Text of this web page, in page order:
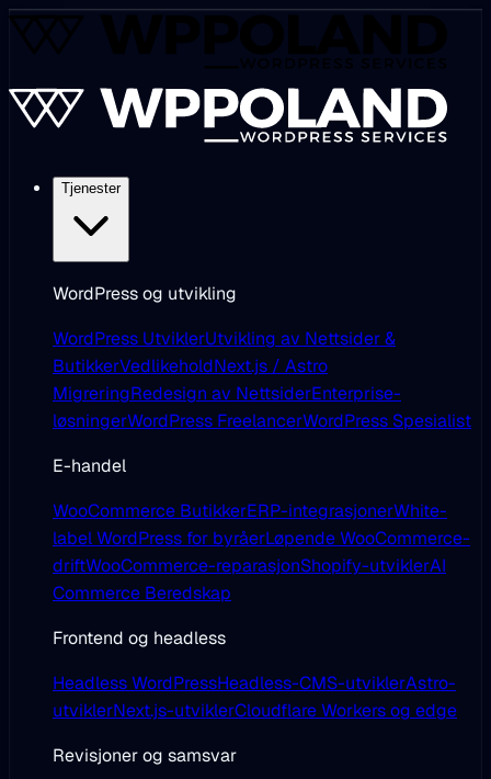
Tjenester
WordPress og utvikling
WordPress UtviklerUtvikling av Nettsider &
ButikkerVedlikeholdNext.js / Astro
MigreringRedesign av NettsiderEnterprise-
løsningerWordPress FreelancerWordPress Spesialist
E-handel
WooCommerce ButikkerERP-integrasjonerWhite-
label WordPress for byråerLøpende WooCommerce-
driftWooCommerce-reparasjonShopify-utviklerAI
Commerce Beredskap
Frontend og headless
Headless WordPressHeadless-CMS-utviklerAstro-
utviklerNext.js-utviklerCloudflare Workers og edge
Revisjoner og samsvar